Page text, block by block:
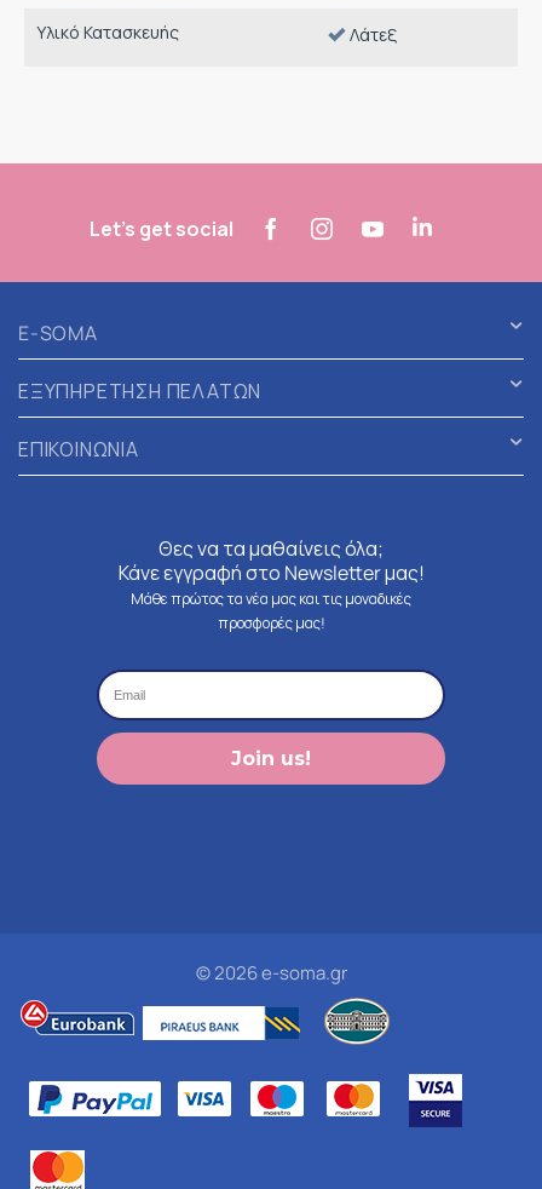
Υλικό Κατασκευής Λάτεξ
Let's get social
E-SOMA
ΕΞΥΠΗΡΕΤΗΣΗ ΠΕΛΑΤΩΝ
ΕΠΙΚΟΙΝΩΝΙΑ
Θες να τα μαθαίνεις όλα;
Κάνε εγγραφή στο Newsletter μας!
Μάθε πρώτος τα νέα μας και τις μοναδικές
προσφορές μας!
Join us!
© 2026 e-soma.gr